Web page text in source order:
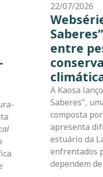
o
17/07/2026
Boto-de-
Científico
Baleeira
Entre os dias
2026, a cidade
sediou a 70ª
da Comissão